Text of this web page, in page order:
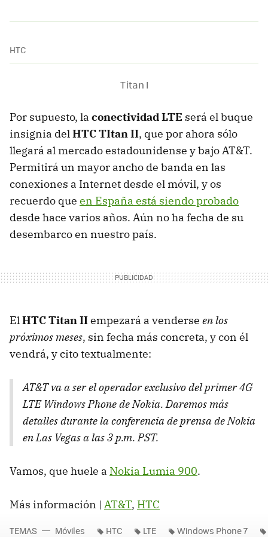
HTC
Titan I
Por supuesto, la conectividad LTE será el buque
insignia delHTCTItan II, que por ahora sólo
llegará al mercado estadounidense y bajo AT&T.
Permitirá un mayor ancho de banda en las
conexiones a Internet desde el móvil, y os
recuerdo que en España está siendo probado
desde hace varios años. Aún no ha fecha de su
desembarco en nuestro país.
ElHTCTitan IIempezará a venderse en los
próximos meses, sin fecha más concreta, y con él
vendrá, y cito textualmente:
AT&T va a ser el operador exclusivo del primer 4G
LTEWindows Phone de Nokia. Daremos más
detalles durante la conferencia de prensa de Nokia
en Las Vegas a las 3 p.m.PST.
Vamos, que huele a Nokia Lumia 900.
Más información | AT&T, HTC
TEMAS Móviles HTC LTE Windows Phone 7